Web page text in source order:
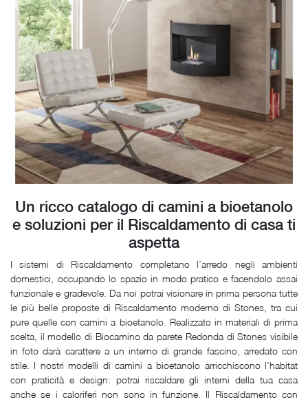
Un ricco catalogo di camini a bioetanolo
e soluzioni per il Riscaldamento di casa ti
aspetta
I sistemi di Riscaldamento completano l’arredo negli ambienti
domestici, occupando lo spazio in modo pratico e facendolo assai
funzionale e gradevole. Da noi potrai visionare in prima persona tutte
le più belle proposte di Riscaldamento moderno di Stones, tra cui
pure quelle con camini a bioetanolo. Realizzato in materiali di prima
scelta, il modello di Biocamino da parete Redonda di Stones visibile
in foto darà carattere a un interno di grande fascino, arredato con
stile. I nostri modelli di camini a bioetanolo arricchiscono l'habitat
con praticità e design: potrai riscaldare gli interni della tua casa
anche se i caloriferi non sono in funzione. Il Riscaldamento con